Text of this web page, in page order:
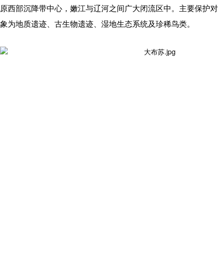
原西部沉降带中心，嫩江与辽河之间广大闭流区中。主要保护对
象为地质遗迹、古生物遗迹、湿地生态系统及珍稀鸟类。